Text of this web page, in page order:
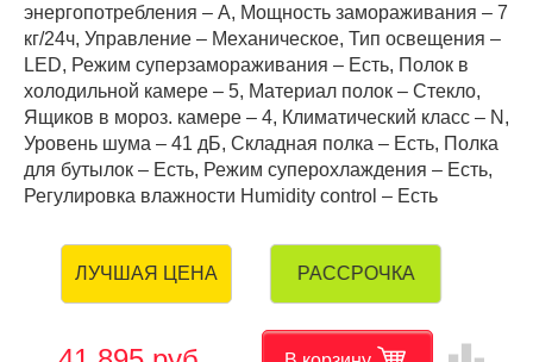
энергопотребления – А, Мощность замораживания – 7
кг/24ч, Управление – Механическое, Тип освещения –
LED, Режим суперзамораживания – Есть, Полок в
холодильной камере – 5, Материал полок – Стекло,
Ящиков в мороз. камере – 4, Климатический класс – N,
Уровень шума – 41 дБ, Складная полка – Есть, Полка
для бутылок – Есть, Режим суперохлаждения – Есть,
Регулировка влажности Humidity control – Есть
ЛУЧШАЯ ЦЕНА РАССРОЧКА